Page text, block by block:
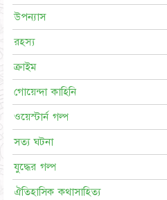
উপন্যাস
রহস্য
ক্রাইম
গোয়েন্দা কাহিনি
ওয়েস্টার্ন গল্প
সত্য ঘটনা
যুদ্ধের গল্প
ঐতিহাসিক কথাসাহিত্য